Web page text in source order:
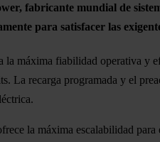
fabricante mundial de
para satisfacer las
la máxima fiabilidad operativa
recarga programada y el
la máxima escalabilidad